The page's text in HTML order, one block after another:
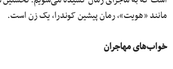
مانند «هویت»، رمان پیشین کوندرا، یک زن است.
خواب‌های مهاجران